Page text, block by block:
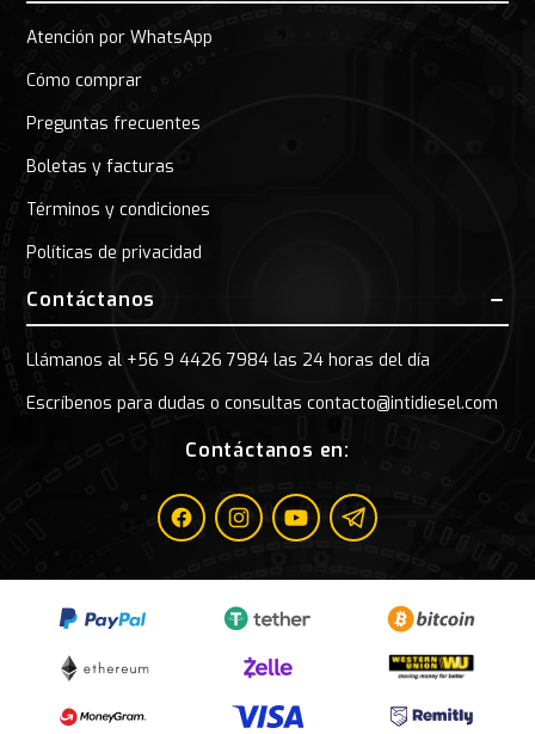
Atención por WhatsApp
Cómo comprar
Preguntas frecuentes
Boletas y facturas
Términos y condiciones
Políticas de privacidad
Contáctanos
Llámanos al +56 9 4426 7984 las 24 horas del día
Escríbenos para dudas o consultas contacto@intidiesel.com
Contáctanos en:
FacebookInstagramYoutubeTelegram